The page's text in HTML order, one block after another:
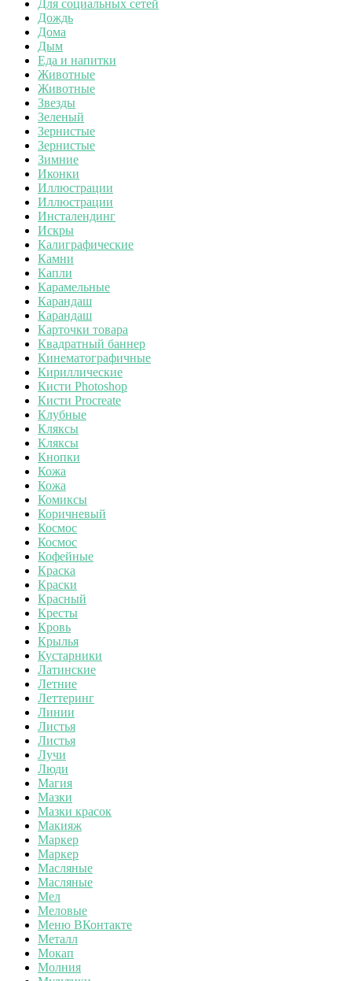
Для социальных сетей
Дождь
Дома
Дым
Еда и напитки
Животные
Животные
Звезды
Зеленый
Зернистые
Зернистые
Зимние
Иконки
Иллюстрации
Иллюстрации
Инсталендинг
Искры
Калиграфические
Камни
Капли
Карамельные
Карандаш
Карандаш
Карточки товара
Квадратный баннер
Кинематографичные
Кириллические
Кисти Photoshop
Кисти Procreate
Клубные
Кляксы
Кляксы
Кнопки
Кожа
Кожа
Комиксы
Коричневый
Космос
Космос
Кофейные
Краска
Краски
Красный
Кресты
Кровь
Крылья
Кустарники
Латинские
Летние
Леттеринг
Линии
Листья
Листья
Лучи
Люди
Магия
Мазки
Мазки красок
Макияж
Маркер
Маркер
Масляные
Масляные
Мел
Меловые
Меню ВКонтакте
Металл
Мокап
Молния